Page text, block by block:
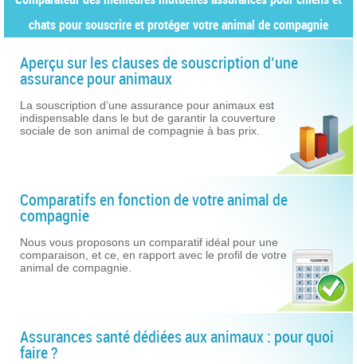
chats pour souscrire et protéger votre animal de compagnie
Aperçu sur les clauses de souscription d’une
assurance pour animaux
La souscription d’une assurance pour animaux est
indispensable dans le but de garantir la couverture
sociale de son animal de compagnie à bas prix.
Comparatifs en fonction de votre animal de
compagnie
Nous vous proposons un comparatif idéal pour une
comparaison, et ce, en rapport avec le profil de votre
animal de compagnie.
Assurances santé dédiées aux animaux : pour quoi
faire ?